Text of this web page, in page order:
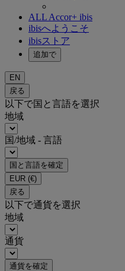
ALL Accor+ ibis
ibisへようこそ
ibisストア
追加で
EN
戻る
以下で国と言語を選択
地域
国/地域 - 言語
国と言語を確定
EUR (€)
戻る
以下で通貨を選択
地域
通貨
通貨を確定